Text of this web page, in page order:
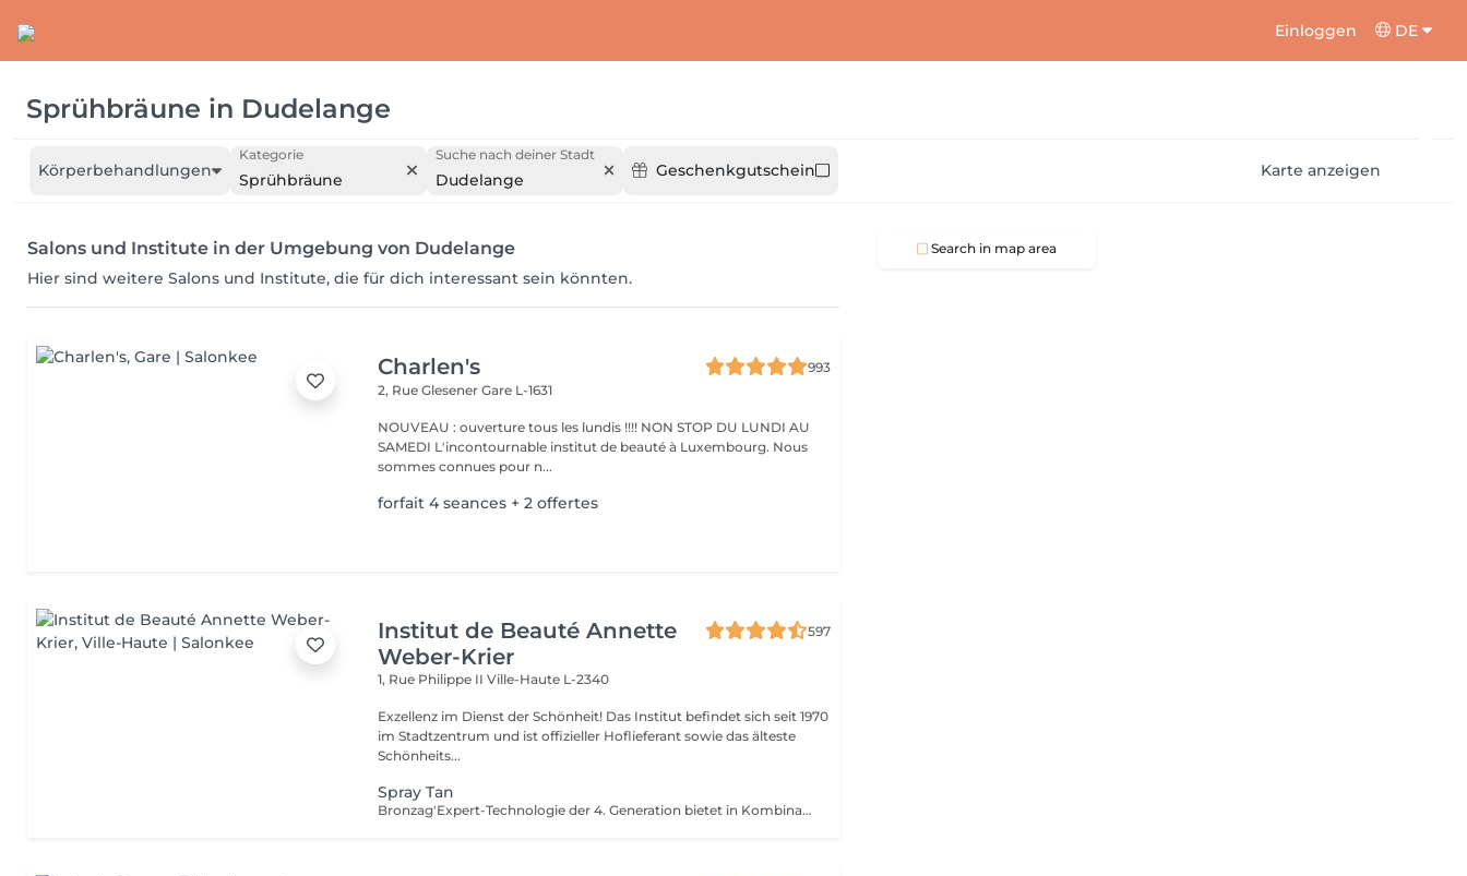
Einloggen DE
Sprühbräune in Dudelange
Körperbehandlungen
Kategorie
Sprühbräune
Suche nach deiner Stadt
Dudelange Geschenkgutschein Karte anzeigen
Salons und Institute in der Umgebung von Dudelange
Hier sind weitere Salons und Institute, die für dich interessant sein könnten.
Charlen's
993
2, Rue GlesenerGare L-1631
NOUVEAU : ouverture tous les lundis !!!! NON STOP DU LUNDI AU
SAMEDI L'incontournable institut de beauté à Luxembourg. Nous
sommes connues pour n...
forfait 4 seances + 2 offertes
Institut de Beauté Annette
Weber-Krier
597
1, Rue Philippe IIVille-Haute L-2340
Exzellenz im Dienst der Schönheit! Das Institut befindet sich seit 1970
im Stadtzentrum und ist offizieller Hoflieferant sowie das älteste
Schönheits...
Spray Tan
Bronzag'Expert-Technologie der 4. Generation bietet in Kombination mit unserer Lotion eine maßgeschneiderte Bräune ohne UV-Strahlung. Dank der zu 99 % natürlichen Zusammensetzung mit einem Melaninaktivator und feuchtigkeitsspendenden Wirkstoffen erhalten Sie gebräunte, revitalisierte und aufgepolsterte Haut.
Search in map area